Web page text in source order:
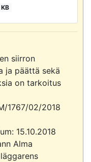
siirron
ja päättä sekä
on tarkoitus
1767/02/2018
15.10.2018
Alma